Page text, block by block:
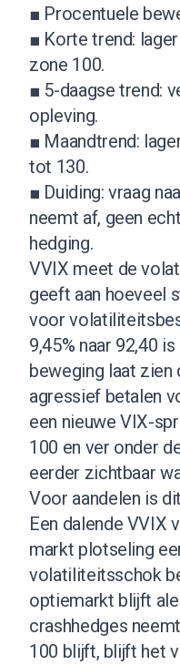
■ Procentuele
■ Korte trend:
zone 100.
■ 5-daagse trend:
opleving.
■ Maandtrend:
tot 130.
■ Duiding: vraag
neemt af, geen
hedging.
VVIX meet de
geeft aan hoeveel
voor
9,45% naar 92,40
beweging laat
agressief betalen
een nieuwe VIX-
100 en ver onder
eerder zichtbaar
Voor aandelen is
Een dalende VVIX
markt plotseling
volatiliteitsschok
optiemarkt blijft
crashhedges
100 blijft, blijft het